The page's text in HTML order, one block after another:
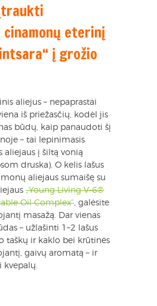
eterinį
į grožio
aliejus – nepaprastai
iš priežasčių, kodėl jis
būdų, kaip panaudoti šį
– tai lepinimasis
aliejaus į šiltą vonią
druska). O kelis lašus
aliejaus sumaišę su
„Young Living V-6®
Oil Complex“, galėsite
masažą. Dar vienas
– užlašinti 1–2 lašus
taškų ir kaklo bei krūtinės
gaivų aromatą – ir
kvepalų.